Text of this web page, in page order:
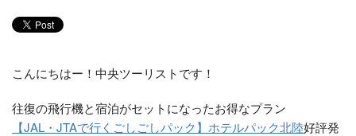
プライバシーポリシー
閉じる
こんにちはー！中央ツーリストです！
往復の飛行機と宿泊がセットになったお得なプラン
【JAL・JTAで行くごしごしパック】ホテルパック北陸好評発